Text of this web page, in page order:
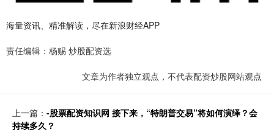
海量资讯、精准解读，尽在新浪财经APP
责任编辑：杨赐 炒股配资选
文章为作者独立观点，不代表配资炒股网站观点
上一篇： -股票配资知识网 接下来，“特朗普交易”将如何演绎？会
持续多久？